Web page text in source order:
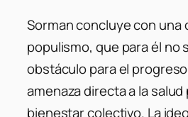
Sorman concluye con una
populismo, que para él no
obstáculo para el
amenaza directa a la salud
bienestar colectivo. La